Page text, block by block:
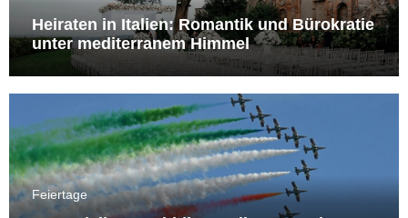
Heiraten in Italien: Romantik und Bürokratie
unter mediterranem Himmel
Feiertage